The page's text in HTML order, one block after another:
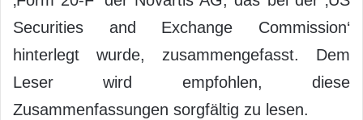
Securities and Exchange Commission‘
hinterlegt wurde, zusammengefasst. Dem
Leser wird empfohlen, diese
Zusammenfassungen sorgfältig zu lesen.